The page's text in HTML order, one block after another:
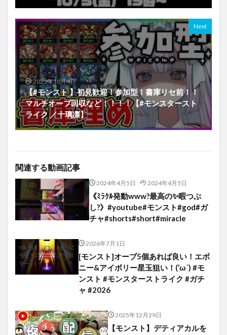
Next
2025年10月4日
【#モンスト 】初見歓迎！参加型！書庫リセ前！！
マルチオーブ回収など！！！！【#モンスタースト
ライク ／十璃凛】
関連する動画記事
2024年4月5日 2024年4月5日
《ﾐﾗｸﾙ発動www?最高の✨暇つぶ
し?》#youtube#モンスト#god#ガ
チャ#shorts#short#miracle
2026年7月1日
[モンスト]オーブ5個あれば良い！エボ
ニー&アイボリー星玉狙い！(’ω´) #モ
ンスト #モンスターストライク #ガチ
ャ #2026
2025年12月29日
【モンスト】デティアカルを